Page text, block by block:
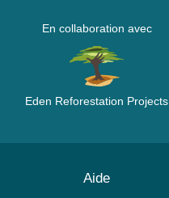
En collaboration avec
Eden Reforestation Projects
Aide